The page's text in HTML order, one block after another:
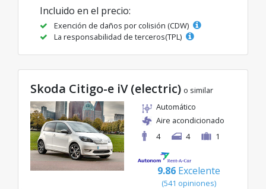
Incluido en el precio:
Exención de daños por colisión (CDW)
La responsabilidad de terceros(TPL)
Skoda Citigo-e iV (electric) o similar
Automático
Aire acondicionado
4
4 1
9.86 Excelente
(541 opiniones)